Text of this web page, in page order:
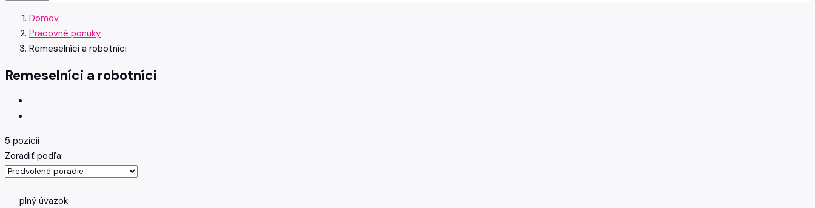
Domov
Pracovné ponuky
Remeselníci a robotníci
Remeselníci a robotníci
5 pozícií
Zoradiť podľa:
plný úväzok